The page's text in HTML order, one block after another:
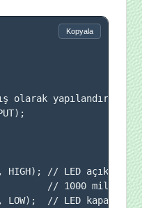
olarak yapılandırıyoruz
HIGH); // LED açık
// 1000
LOW);  // LED kapalı
Kopyala